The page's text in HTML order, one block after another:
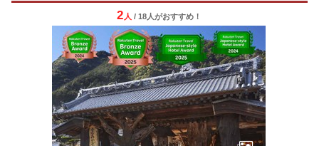
2 人 / 18人がおすすめ！